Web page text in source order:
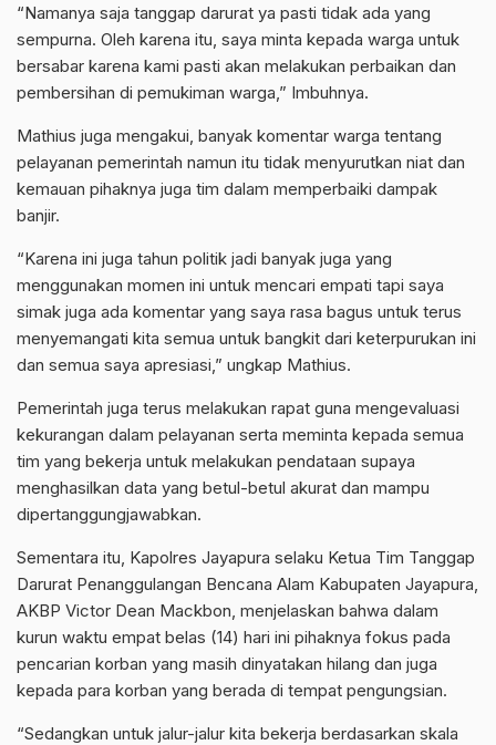
“Namanya saja tanggap darurat ya pasti tidak ada yang
sempurna. Oleh karena itu, saya minta kepada warga untuk
bersabar karena kami pasti akan melakukan perbaikan dan
pembersihan di pemukiman warga,” Imbuhnya.
Mathius juga mengakui, banyak komentar warga tentang
pelayanan pemerintah namun itu tidak menyurutkan niat dan
kemauan pihaknya juga tim dalam memperbaiki dampak
banjir.
“Karena ini juga tahun politik jadi banyak juga yang
menggunakan momen ini untuk mencari empati tapi saya
simak juga ada komentar yang saya rasa bagus untuk terus
menyemangati kita semua untuk bangkit dari keterpurukan ini
dan semua saya apresiasi,” ungkap Mathius.
Pemerintah juga terus melakukan rapat guna mengevaluasi
kekurangan dalam pelayanan serta meminta kepada semua
tim yang bekerja untuk melakukan pendataan supaya
menghasilkan data yang betul-betul akurat dan mampu
dipertanggungjawabkan.
Sementara itu, Kapolres Jayapura selaku Ketua Tim Tanggap
Darurat Penanggulangan Bencana Alam Kabupaten Jayapura,
AKBP Victor Dean Mackbon, menjelaskan bahwa dalam
kurun waktu empat belas (14) hari ini pihaknya fokus pada
pencarian korban yang masih dinyatakan hilang dan juga
kepada para korban yang berada di tempat pengungsian.
“Sedangkan untuk jalur-jalur kita bekerja berdasarkan skala